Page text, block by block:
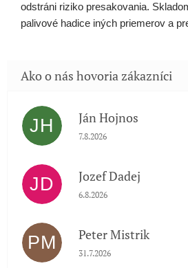
odstráni riziko presakovania.
palivové hadice iných priemerov a
JH Ján Hojnos
Hodnotenie obchodu je 5
7.8.2026
JD Jozef Dadej
Hodnotenie obchodu je 5
6.8.2026
PM Peter Mistrik
Hodnotenie obchodu je 5
31.7.2026